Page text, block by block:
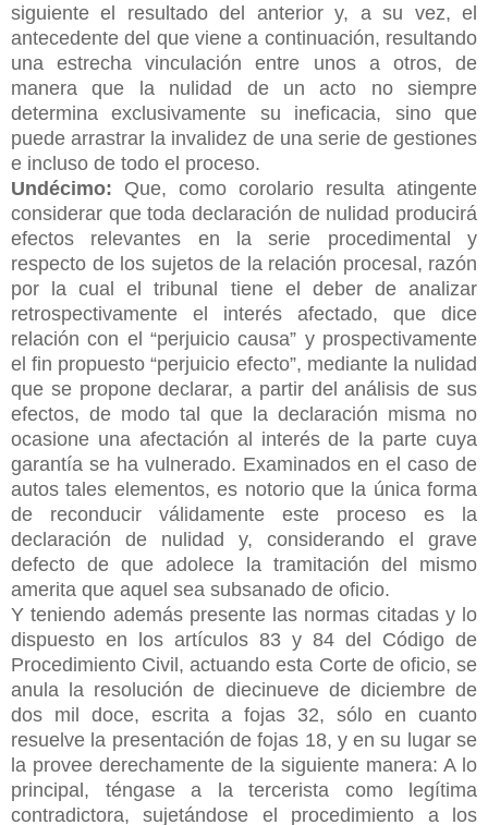
siguiente el resultado del anterior y, a su vez, el
antecedente del que viene a continuación, resultando
unaestrecha vinculación entre unos a otros, de
manera que la nulidad de un acto no siempre
determina exclusivamente su ineficacia, sino que
puede arrastrar la invalidez de una serie de gestiones
e incluso de todo el proceso.
Undécimo: Que, como corolario resulta atingente
considerar que toda declaración de nulidad producirá
efectos relevantes en la serie procedimental y
respecto de los sujetos de la relación procesal, razón
por la cual el tribunal tiene el deber de analizar
retrospectivamente el interés afectado, que dice
relación con el “perjuicio causa” y prospectivamente
el fin propuesto “perjuicio efecto”, mediante la nulidad
que se propone declarar, a partir del análisis de sus
efectos, de modo tal que la declaración misma no
ocasione una afectación al interés de la parte cuya
garantía se ha vulnerado. Examinados en el caso de
autos tales elementos, es notorio que la única forma
de reconducir válidamente este proceso es la
declaración de nulidad y, considerando el grave
defecto de que adolece la tramitación del mismo
amerita que aquel sea subsanado de oficio.
Y teniendo además presente las normas citadas y lo
dispuesto en los artículos 83 y 84 del Código de
Procedimiento Civil, actuando esta Corte de oficio, se
anula la resolución de diecinueve de diciembre de
dos mil doce, escrita a fojas 32, sólo en cuanto
resuelve la presentación de fojas 18, y en su lugar se
la provee derechamente de la siguiente manera: A lo
principal, téngase a la tercerista como legítima
contradictora, sujetándose el procedimiento a los